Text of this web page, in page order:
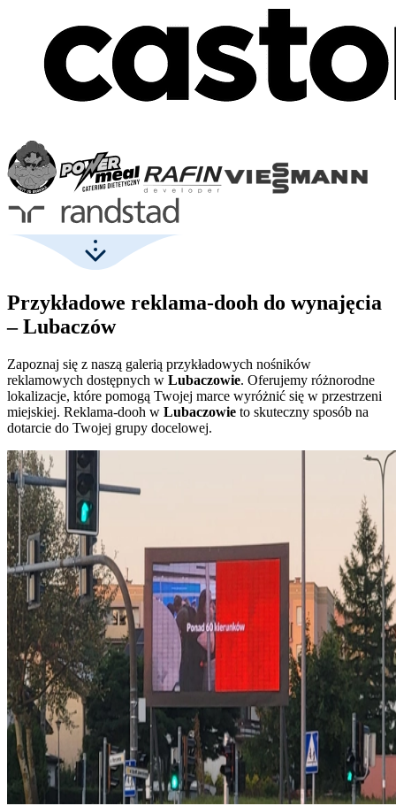
Przykładowe reklama-dooh do wynajęcia
– Lubaczów
Zapoznaj się z naszą galerią przykładowych nośników
reklamowych dostępnych w Lubaczowie. Oferujemy różnorodne
lokalizacje, które pomogą Twojej marce wyróżnić się w przestrzeni
miejskiej. Reklama-dooh w Lubaczowie to skuteczny sposób na
dotarcie do Twojej grupy docelowej.